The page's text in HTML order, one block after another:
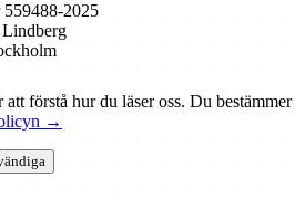
2025
förstå hur du läser oss. Du bestämmer
→